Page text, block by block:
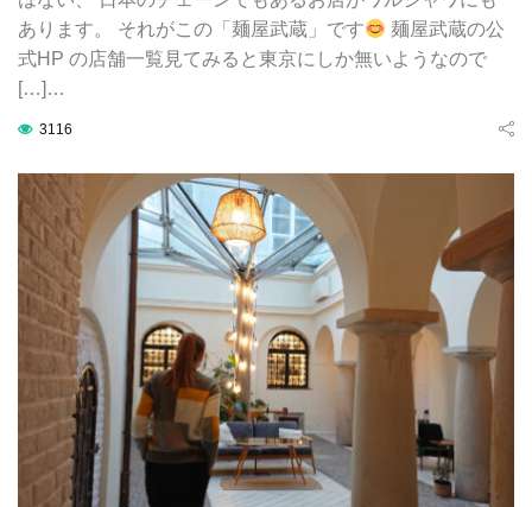
あります。 それがこの「麺屋武蔵」です
麺屋武蔵の公
式HP の店舗一覧見てみると東京にしか無いようなので
[…]…
3116